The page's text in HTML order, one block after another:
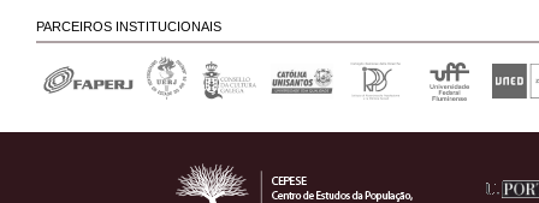
PARCEIROS INSTITUCIONAIS